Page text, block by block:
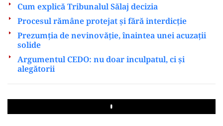
Cum explică Tribunalul Sălaj decizia
Procesul rămâne protejat și fără interdicție
Prezumția de nevinovăție, înaintea unei acuzații
solide
Argumentul CEDO: nu doar inculpatul, ci și
alegătorii
Play